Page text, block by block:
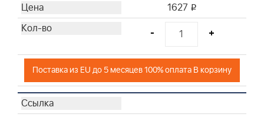
1627 i
- +
Поставка из EU до 5 месяцев 100% оплата В корзину